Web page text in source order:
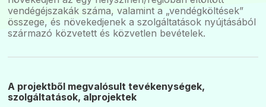
vendégéjszakák száma, valamint a „vendégköltések”
összege, és növekedjenek a szolgáltatások nyújtásából
származó közvetett és közvetlen bevételek.
A projektből megvalósult tevékenységek,
szolgáltatások, alprojektek